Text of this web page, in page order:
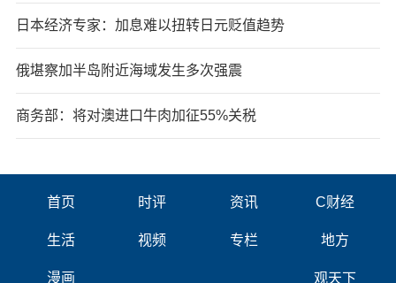
日本经济专家：加息难以扭转日元贬值趋势
俄堪察加半岛附近海域发生多次强震
商务部：将对澳进口牛肉加征55%关税
首页 时评 资讯 C财经
生活 视频 专栏 地方
漫画 观天下